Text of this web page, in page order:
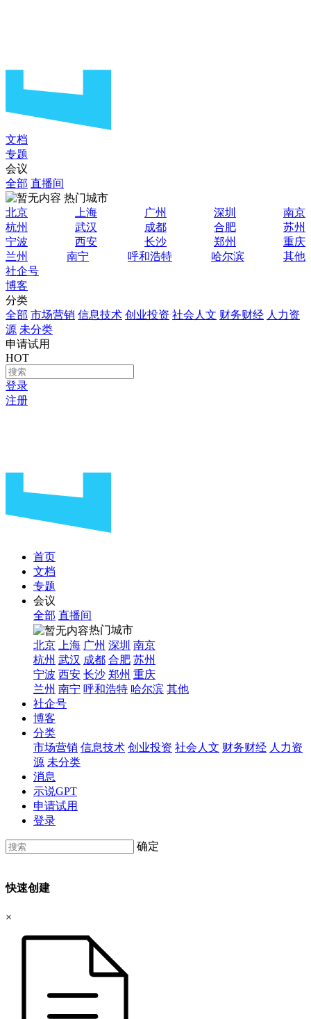
文档
专题
会议
全部 直播间
热门城市
北京
上海 广州 深圳
南京
杭州
武汉 成都 合肥
苏州
宁波
西安 长沙 郑州
重庆
兰州
南宁 呼和浩特 哈尔滨
其他
社企号
博客
分类
全部 市场营销 信息技术 创业投资 社会人文 财务财经 人力资
源 未分类
申请试用
HOT
登录
注册
首页
文档
专题
会议
全部 直播间
热门城市
北京
上海 广州 深圳 南京
杭州 武汉 成都 合肥 苏州
宁波 西安 长沙 郑州 重庆
兰州 南宁 呼和浩特 哈尔滨 其他
社企号
博客
分类
市场营销 信息技术 创业投资 社会人文 财务财经 人力资
源 未分类
消息
示说GPT
申请试用
登录
确定
快速创建
×